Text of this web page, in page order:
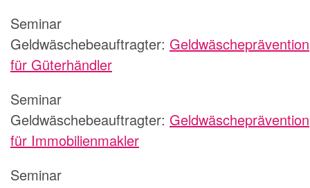
Seminar
Geldwäschebeauftragter: Geldwäscheprävention
für Güterhändler
Seminar
Geldwäschebeauftragter: Geldwäscheprävention
für Immobilienmakler
Seminar